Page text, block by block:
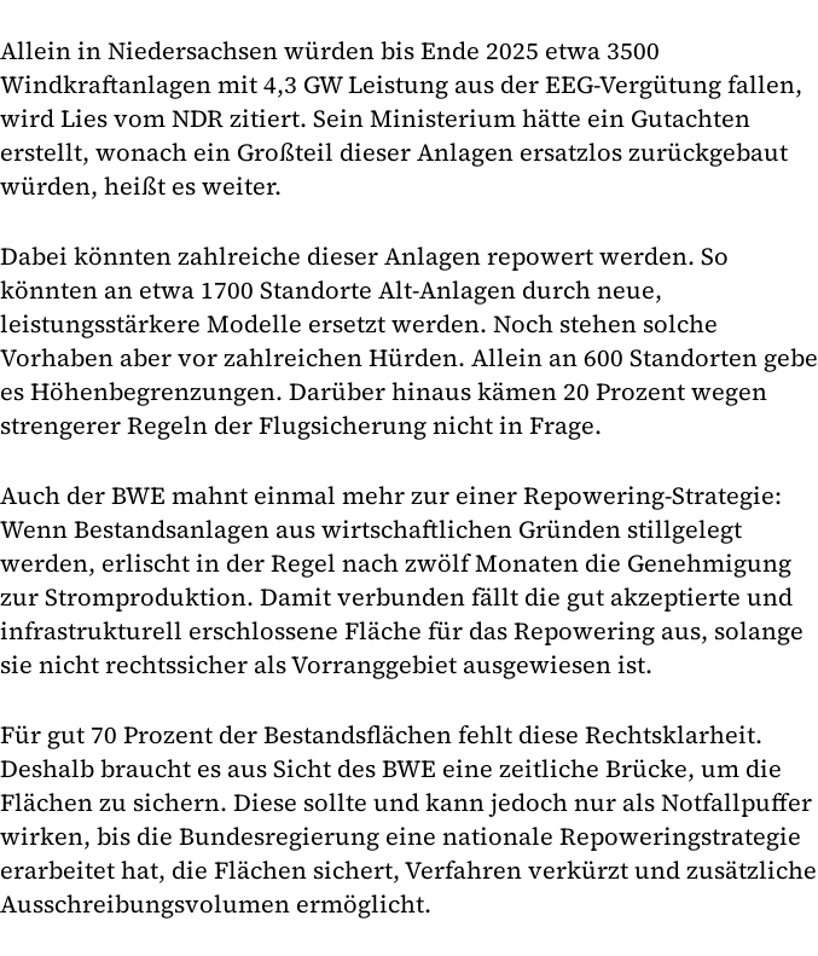
Allein in Niedersachsen würden bis Ende 2025 etwa 3500
Windkraftanlagen mit 4,3 GW Leistung aus der EEG-Vergütung fallen,
wird Lies vom NDR zitiert. Sein Ministerium hätte ein Gutachten
erstellt, wonach ein Großteil dieser Anlagen ersatzlos zurückgebaut
würden, heißt es weiter.
Dabei könnten zahlreiche dieser Anlagen repowert werden. So
könnten an etwa 1700 Standorte Alt-Anlagen durch neue,
leistungsstärkere Modelle ersetzt werden. Noch stehen solche
Vorhaben aber vor zahlreichen Hürden. Allein an 600 Standorten gebe
es Höhenbegrenzungen. Darüber hinaus kämen 20 Prozent wegen
strengerer Regeln der Flugsicherung nicht in Frage.
Auch der BWE mahnt einmal mehr zur einer Repowering-Strategie:
Wenn Bestandsanlagen aus wirtschaftlichen Gründen stillgelegt
werden, erlischt in der Regel nach zwölf Monaten die Genehmigung
zur Stromproduktion. Damit verbunden fällt die gut akzeptierte und
infrastrukturell erschlossene Fläche für das Repowering aus, solange
sie nicht rechtssicher als Vorranggebiet ausgewiesen ist.
Für gut 70 Prozent der Bestandsflächen fehlt diese Rechtsklarheit.
Deshalb braucht es aus Sicht des BWE eine zeitliche Brücke, um die
Flächen zu sichern. Diese sollte und kann jedoch nur als Notfallpuffer
wirken, bis die Bundesregierung eine nationale Repoweringstrategie
erarbeitet hat, die Flächen sichert, Verfahren verkürzt und zusätzliche
Ausschreibungsvolumen ermöglicht.